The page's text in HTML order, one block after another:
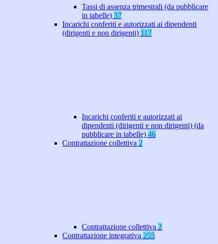
Tassi di assenza trimestrali (da pubblicare
in tabelle) 37
Incarichi conferiti e autorizzati ai dipendenti
(dirigenti e non dirigenti) 117
Incarichi conferiti e autorizzati ai
dipendenti (dirigenti e non dirigenti) (da
pubblicare in tabelle) 46
Contrattazione collettiva 2
Contrattazione collettiva 2
Contrattazione integrativa 255